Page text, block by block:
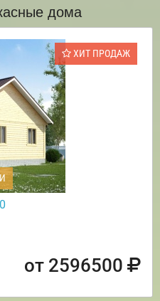
дома
ХИТ ПРОДАЖ
от 2596500